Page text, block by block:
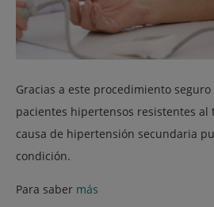
Gracias a este procedimiento
pacientes hipertensos resistentes
causa de hipertensión secundaria
condición.
Para saber más